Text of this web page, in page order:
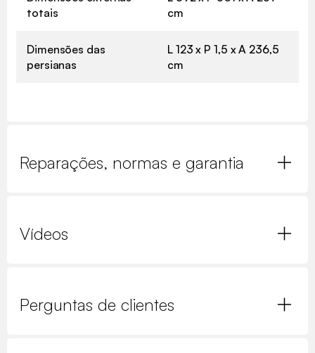
totais
cm
Dimensões das
persianas
L 123 x P 1,5 x A 236,5
cm
Reparações, normas e garantia
Vídeos
Perguntas de clientes